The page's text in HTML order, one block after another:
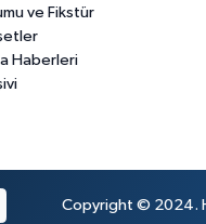
ve Fikstür
Haberleri
Copyright © 2024.